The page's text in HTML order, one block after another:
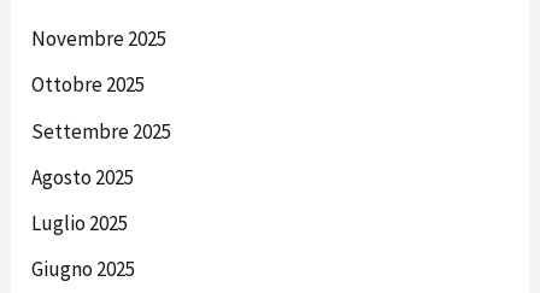
Novembre 2025
Ottobre 2025
Settembre 2025
Agosto 2025
Luglio 2025
Giugno 2025